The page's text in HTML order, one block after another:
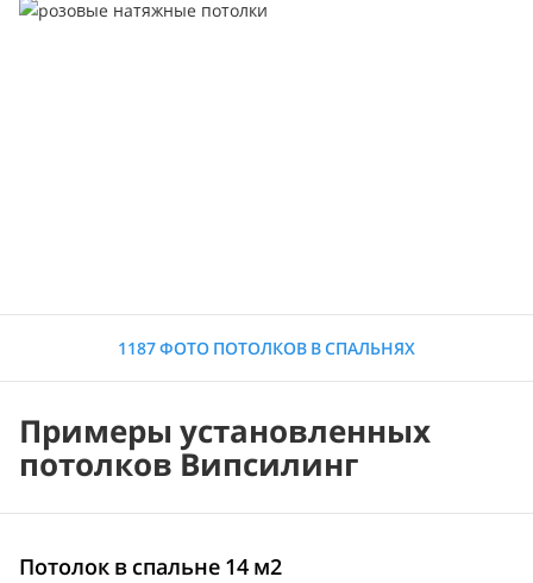
1187 ФОТО ПОТОЛКОВ В СПАЛЬНЯХ
Примеры установленных
потолков Випсилинг
Потолок в спальне 14 м2